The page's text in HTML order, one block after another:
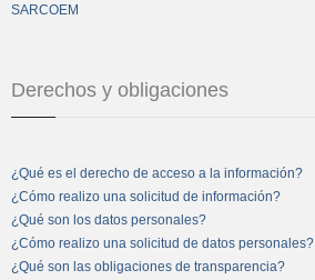
SARCOEM
Derechos y obligaciones
¿Qué es el derecho de acceso a la información?
¿Cómo realizo una solicitud de información?
¿Qué son los datos personales?
¿Cómo realizo una solicitud de datos personales?
¿Qué son las obligaciones de transparencia?